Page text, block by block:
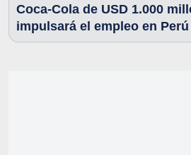
Coca-Cola de USD 1.000
impulsará el empleo en Perú